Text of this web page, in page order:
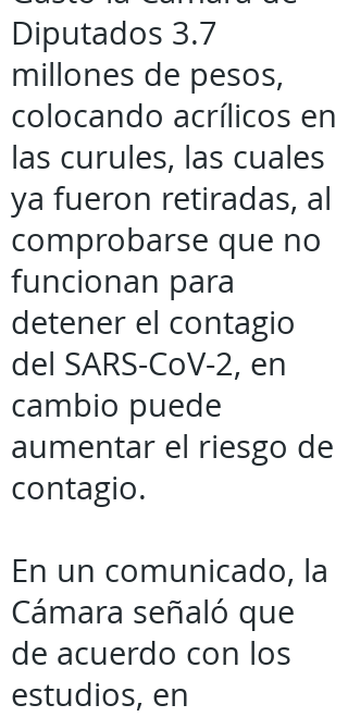
Diputados 3.7
millones de pesos,
colocando acrílicos en
las curules, las cuales
ya fueron retiradas, al
comprobarse que no
funcionan para
detener el contagio
del SARS-CoV-2, en
cambio puede
aumentar el riesgo de
contagio.
En un comunicado, la
Cámara señaló que
de acuerdo con los
estudios, en